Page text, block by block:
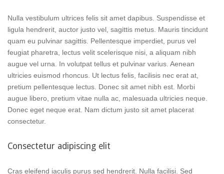
Nulla vestibulum ultrices felis sit amet dapibus. Suspendisse et
ligula hendrerit, auctor justo vel, sagittis metus. Mauris tincidunt
quam eu pulvinar sagittis. Pellentesque imperdiet, purus vel
feugiat pharetra, lectus velit scelerisque nisi, a aliquam nibh
augue vel urna. In volutpat tellus et pulvinar varius. Aenean
ultricies euismod rhoncus. Ut lectus felis, facilisis nec erat at,
pretium pellentesque lectus. Donec sit amet nibh est. Morbi
augue libero, pretium vitae nulla ac, malesuada ultricies neque.
Donec eget neque erat. Nam dictum justo sit amet placerat
consectetur.
Consectetur adipiscing elit
Cras eleifend iaculis purus sed hendrerit. Nulla facilisi. Sed